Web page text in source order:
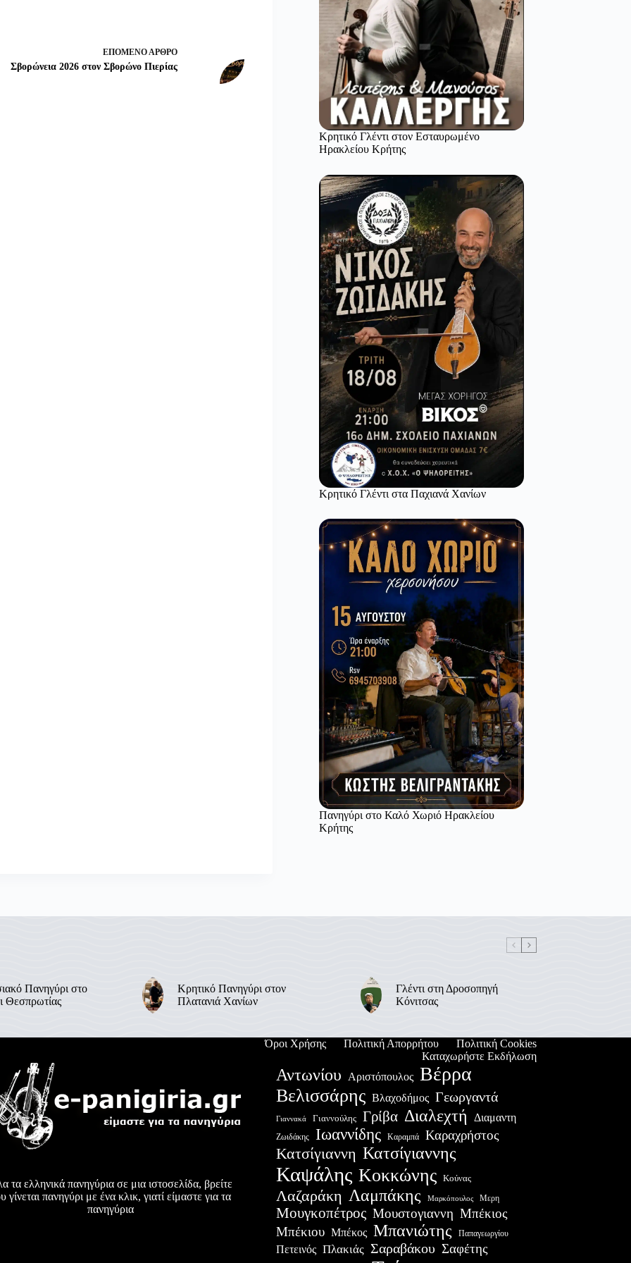
ΕΠΌΜΕΝΟΆΡΘΡΟ
Σβορώνεια 2026 στον Σβορώνο Πιερίας
Κρητικό Γλέντι στον Εσταυρωμένο
Ηρακλείου Κρήτης
Κρητικό Γλέντι στα Παχιανά Χανίων
Πανηγύρι στο Καλό Χωριό Ηρακλείου
Κρήτης
Πανηγύρι στο
Θεσπρωτίας
Κρητικό Πανηγύρι στον
Πλατανιά Χανίων
Γλέντι στη Δροσοπηγή
Κόνιτσας
Όροι Χρήσης Πολιτική Απορρήτου
Πολιτική Cookies
Καταχωρήστε Εκδήλωση
τα ελληνικά πανηγύρια σε μια ιστοσελίδα, βρείτε
γίνεται πανηγύρι με ένα κλικ, γιατί είμαστε για τα
πανηγύρια
Αντωνίου Αριστόπουλος Βέρρα
Βελισσάρης Βλαχοδήμος Γεωργαντά
Γιαννακά Γιαννούλης Γρίβα Διαλεχτή Διαμαντη
Ζωιδάκης Ιωαννίδης Καραμπά Καραχρήστος
Κατσίγιαννη Κατσίγιαννης
Καψάλης Κοκκώνης Κούνας
Λαζαράκη Λαμπάκης Μαρκόπουλος Μερη
Μουγκοπέτρος Μουστογιαννη Μπέκιος
Μπέκιου Μπέκος Μπανιώτης Παπαγεωργίου
Πετεινός Πλακιάς Σαραβάκου Σαφέτης